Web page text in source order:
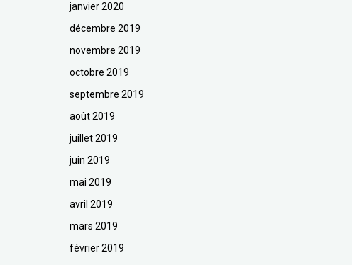
janvier 2020
décembre 2019
novembre 2019
octobre 2019
septembre 2019
août 2019
juillet 2019
juin 2019
mai 2019
avril 2019
mars 2019
février 2019